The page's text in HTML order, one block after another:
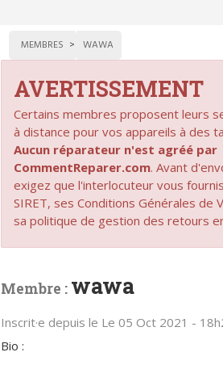
MEMBRES WAWA
AVERTISSEMENT
Certains membres proposent leurs
à distance pour vos appareils à des
Aucun réparateur n'est agréé par
CommentReparer.com. Avant
exigez que l'interlocuteur vous
SIRET, ses Conditions Générales de
sa politique de gestion des retours
Membre : wawa
Inscrit·e depuis le Le 05 Oct 2021 -
Bio :